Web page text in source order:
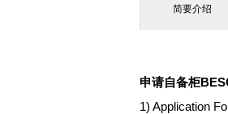
简要介绍
申请自备柜
1) Application